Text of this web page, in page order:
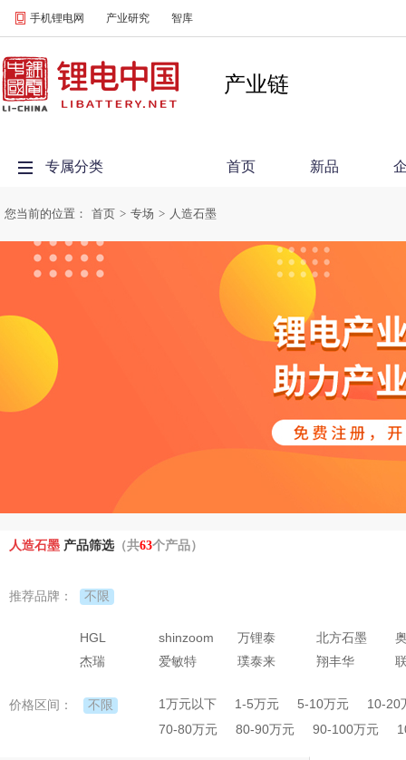
手机锂电网 产业研究 智库
产业链
专属分类 首页 新品
您当前的位置： 首页 > 专场 > 人造石墨
人造石墨 产品筛选（共63个产品）
推荐品牌： 不限
HGL shinzoom 万锂泰 北方石墨
杰瑞
爱敏特 璞泰来 翔丰华
价格区间： 不限 1万元以下 1-5万元 5-10万元
10-20
70-80万元
80-90万元 90-100万元